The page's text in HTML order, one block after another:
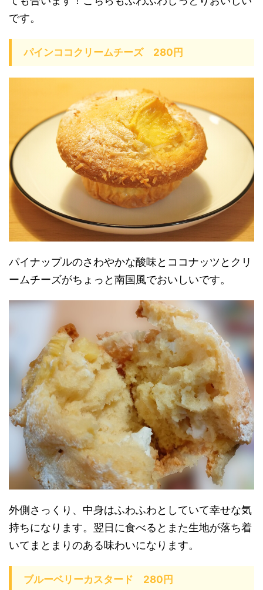
です。
パインココクリームチーズ 280円
パイナップルのさわやかな酸味とココナッツとクリ
ームチーズがちょっと南国風でおいしいです。
外側さっくり、中身はふわふわとしていて幸せな気
持ちになります。翌日に食べるとまた生地が落ち着
いてまとまりのある味わいになります。
ブルーベリーカスタード 280円